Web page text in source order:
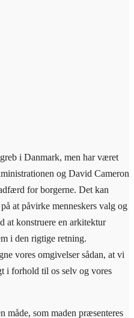
i Danmark, men har været
og David Cameron
for borgerne. Det kan
at påvirke menneskers valg og
at konstruere en arkitektur
i den rigtige retning.
vores omgivelser sådan, at vi
i forhold til os selv og vores
måde, som maden præsenteres